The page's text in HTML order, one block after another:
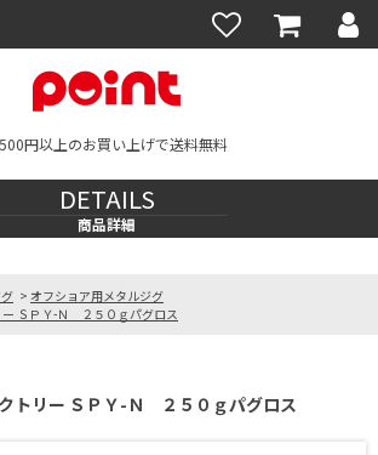
円以上のお買い上げで送料無料
DETAILS
商品詳細
> オフショア用メタルジグ
ＳＰＹ-Ｎ ２５０ｇパグロス
トリー ＳＰＹ-Ｎ ２５０ｇパグロス